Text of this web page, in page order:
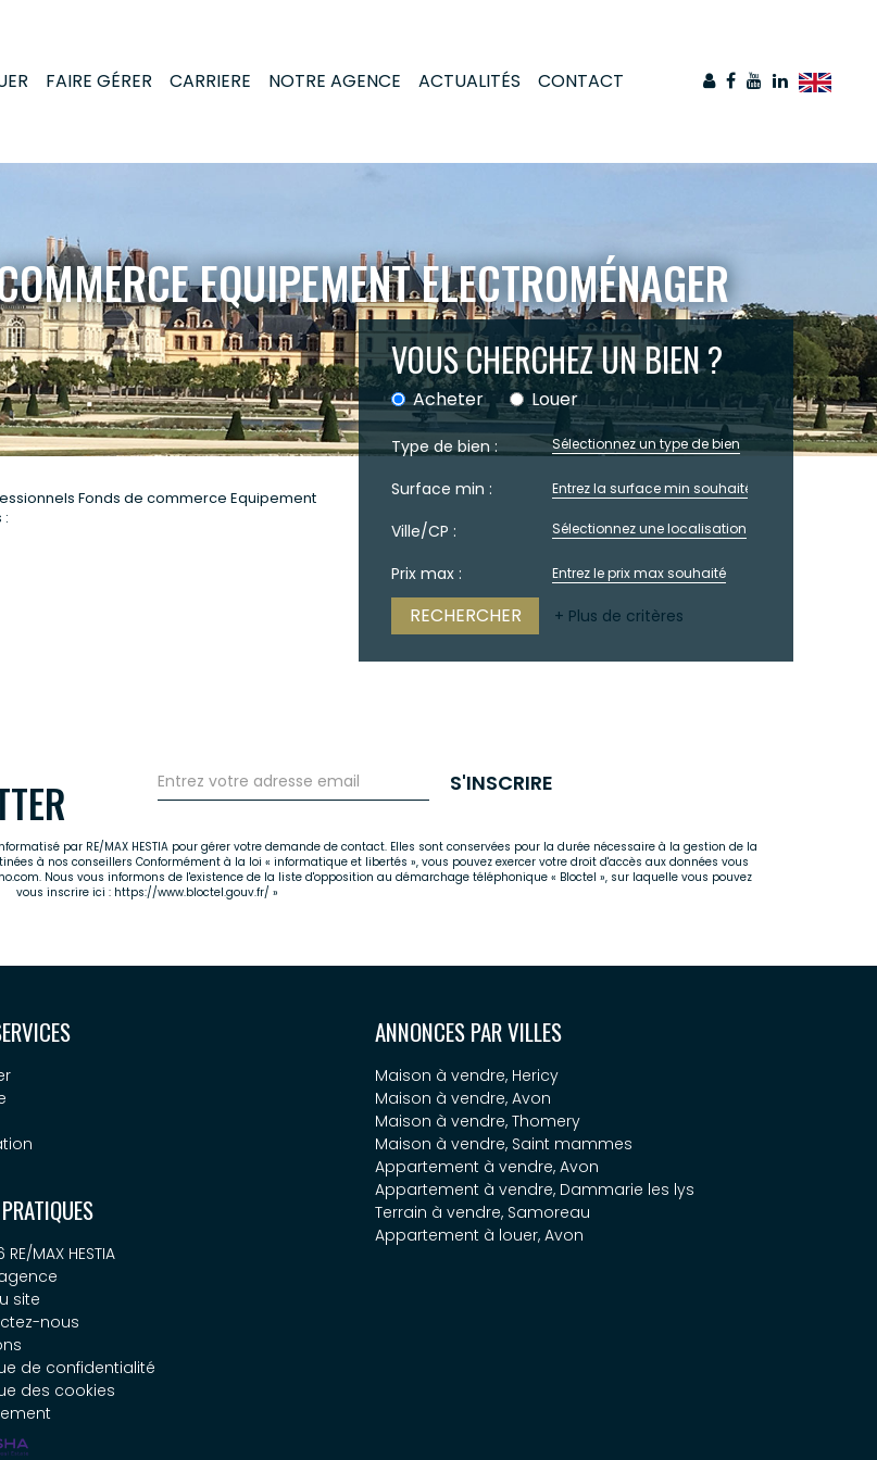
FAIRE GÉRER CARRIERE NOTRE AGENCE ACTUALITÉS CONTACT
EQUIPEMENT ELECTROMÉNAGER
VOUS CHERCHEZ UN BIEN ?
Acheter Louer
Type de bien : Sélectionnez un type de bien
Surface min :
Ville/CP :
Sélectionnez une localisation
Prix max :
+ Plus de critères
Fonds de commerce Equipement
:
S'INSCRIRE
par RE/MAX HESTIA pour gérer votre demande de contact. Elles sont conservées pour la durée nécessaire à la gestion de la
à nos conseillers Conformément à la loi « informatique et libertés », vous pouvez exercer votre droit d'accès aux données vous
Nous vous informons de l'existence de la liste d'opposition au démarchage téléphonique « Bloctel », sur laquelle vous pouvez
vous inscrire ici : https://www.bloctel.gouv.fr/ »
MAX HESTIA
site
nous
de confidentialité
des cookies
ANNONCES PAR VILLES
Maison à vendre, Hericy
Maison à vendre, Avon
Maison à vendre, Thomery
Maison à vendre, Saint mammes
Appartement à vendre, Avon
Appartement à vendre, Dammarie les lys
Terrain à vendre, Samoreau
Appartement à louer, Avon